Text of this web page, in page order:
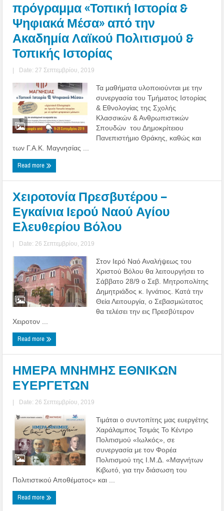
πρόγραμμα «Τοπική Ιστορία &
Ψηφιακά Μέσα» από την
Ακαδημία Λαϊκού Πολιτισμού &
Τοπικής Ιστορίας
| Date: 27 Σεπτεμβρίου, 2019
Τα μαθήματα υλοποιούνται με την
συνεργασία του Τμήματος Ιστορίας
& Εθνολογίας της Σχολής
Κλασσικών & Ανθρωπιστικών
Σπουδών του Δημοκρίτειου
Πανεπιστήμιο Θράκης, καθώς και
των Γ.Α.Κ. Μαγνησίας ...
Read more
Χειροτονία Πρεσβυτέρου –
Εγκαίνια Ιερού Ναού Αγίου
Ελευθερίου Βόλου
| Date: 26 Σεπτεμβρίου, 2019
Στον Ιερό Ναό Αναλήψεως του
Χριστού Βόλου θα λειτουργήσει το
Σάββατο 28/9 ο Σεβ. Μητροπολίτης
Δημητριάδος κ. Ιγνάτιος. Κατά την
Θεία Λειτουργία, ο Σεβασμιώτατος
θα τελέσει την εις Πρεσβύτερον
Χειροτον ...
Read more
ΗΜΕΡΑ ΜΝΗΜΗΣ ΕΘΝΙΚΩΝ
ΕΥΕΡΓΕΤΩΝ
| Date: 26 Σεπτεμβρίου, 2019
Τιμάται ο συντοπίτης μας ευεργέτης
Χαράλαμπος Τσιμάς Το Κέντρο
Πολιτισμού «Ιωλκός», σε
συνεργασία με τον Φορέα
Πολιτισμού της Ι.Μ.Δ. «Μαγνήτων
Κιβωτό, για την διάσωση του
Πολιτιστικού Αποθέματος» και ...
Read more